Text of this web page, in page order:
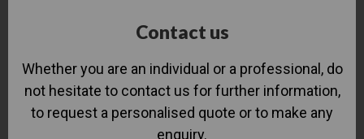
Contact us
Whether you are an individual or a professional, do
not hesitate to contact us for further information,
to request a personalised quote or to make any
enquiry.